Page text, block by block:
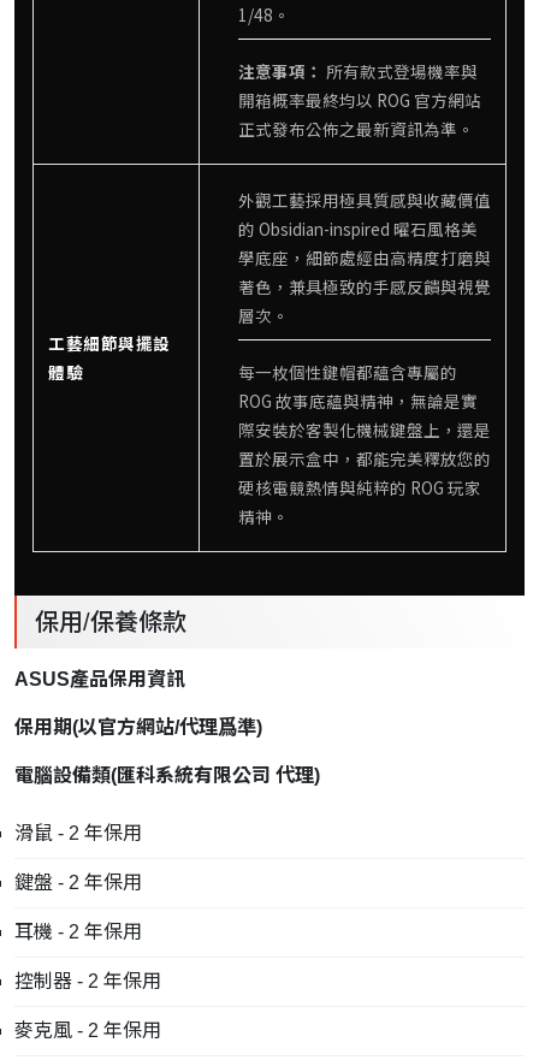
1/48。
注意事項： 所有款式登場機率與
開箱概率最終均以 ROG 官方網站
正式發布公佈之最新資訊為準。
工藝細節與擺設
體驗
外觀工藝採用極具質感與收藏價值
的 Obsidian-inspired 曜石風格美
學底座，細節處經由高精度打磨與
著色，兼具極致的手感反饋與視覺
層次。
每一枚個性鍵帽都蘊含專屬的
ROG 故事底蘊與精神，無論是實
際安裝於客製化機械鍵盤上，還是
置於展示盒中，都能完美釋放您的
硬核電競熱情與純粹的 ROG 玩家
精神。
保用/保養條款
ASUS產品保用資訊
保用期(以官方網站/代理爲準)
電腦設備類(匯科系統有限公司 代理)
滑鼠 - 2 年保用
鍵盤 - 2 年保用
耳機 - 2 年保用
控制器 - 2 年保用
麥克風 - 2 年保用